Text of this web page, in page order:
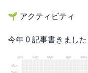
🌱 アクティビティ
今年0記事書きました
Jan Feb Mar Apr May
Mon